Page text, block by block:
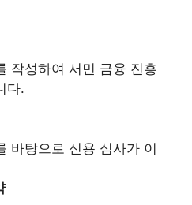
작성하여 서민 금융 진흥
다.
바탕으로 신용 심사가 이